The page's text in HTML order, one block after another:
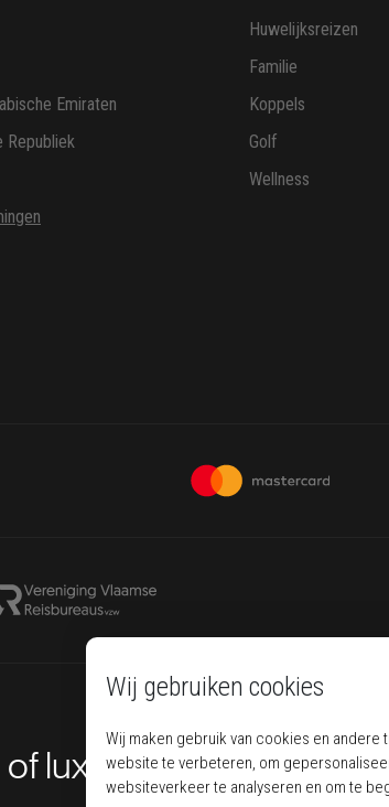
Wij gebruiken cookies
Wij maken gebruik van cookies en
website te verbeteren, om
websiteverkeer te analyseren en om te
Emiraten
Republiek
Huwelijksreizen
Familie
Koppels
Golf
Wellness
luxury travel